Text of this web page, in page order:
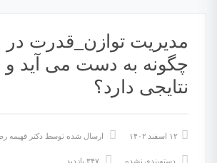
مدیریت توازن_قدرت در
چگونه به دست می آید و
نتایجی دارد؟
۱۲ اسفند ۱۴۰۲ ارسال شده توسط دکتر فهیمه
دسته‌بندی نشده ۳۴۷ بازدید